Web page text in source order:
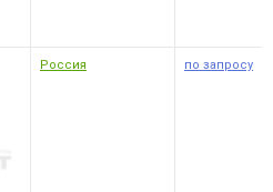
Россия по запросу